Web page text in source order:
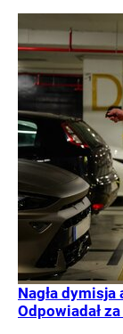
Nagła dymisja
Odpowiadał